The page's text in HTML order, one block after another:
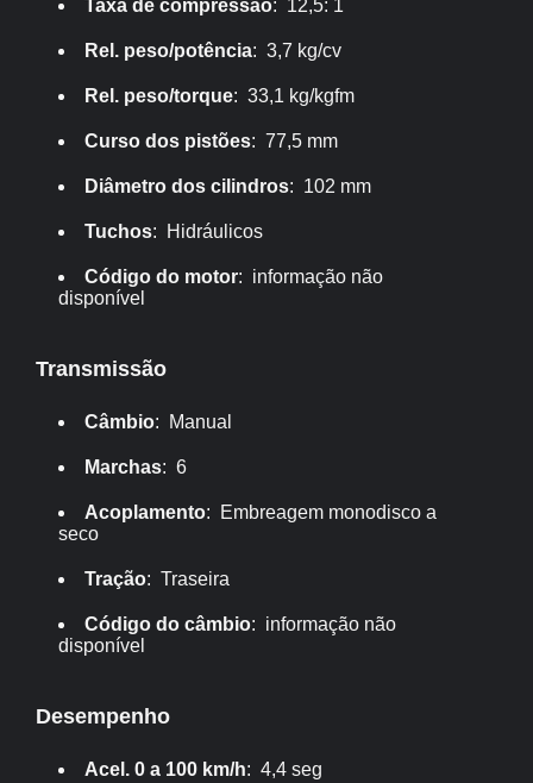
Taxa de compressão: 12,5: 1
Rel. peso/potência: 3,7 kg/cv
Rel. peso/torque: 33,1 kg/kgfm
Curso dos pistões: 77,5 mm
Diâmetro dos cilindros: 102 mm
Tuchos: Hidráulicos
Código do motor: informação não
disponível
Transmissão
Câmbio: Manual
Marchas: 6
Acoplamento: Embreagem monodisco a
seco
Tração: Traseira
Código do câmbio: informação não
disponível
Desempenho
Acel. 0 a 100 km/h: 4,4 seg